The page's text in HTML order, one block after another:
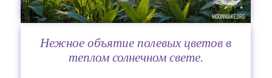
Нежное объятие полевых цветов в
теплом солнечном свете.